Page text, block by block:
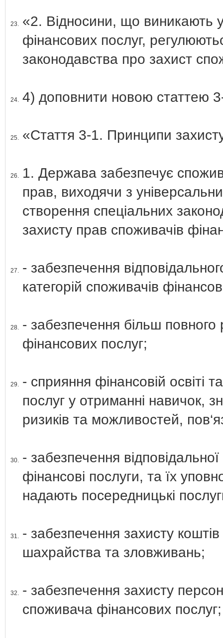
23. «2. Відносини, що виникають у
фінансових послуг,
законодавства про захист
24. 4) доповнити новою статтею 3-
25. «Стаття 3-1. Принципи
26.
1. Держава забезпечує
прав, виходячи з
створення спеціальних
захисту прав споживачів
27. - забезпечення
категорій споживачів
28. - забезпечення більш повного
фінансових послуг;
29. - сприяння фінансовій освіті
послуг у отриманні навичок,
ризиків та можливостей,
30. - забезпечення
фінансові послуги, та їх
надають посередницькі
31. - забезпечення захисту
шахрайства та зловживань;
32. - забезпечення захисту
споживача фінансових послуг;